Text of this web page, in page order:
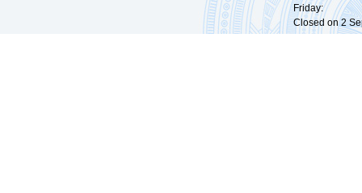
Friday:
Closed on 2